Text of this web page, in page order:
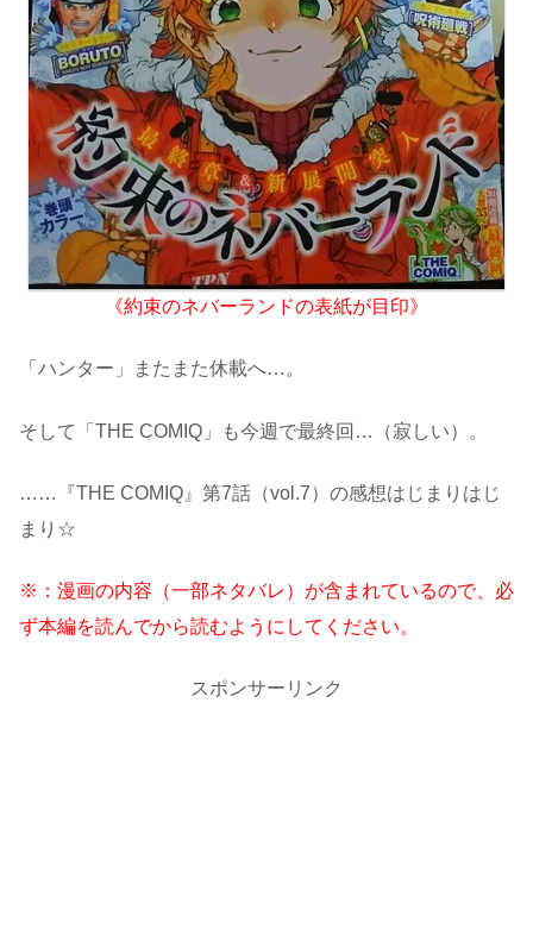
《約束のネバーランドの表紙が目印》
「ハンター」またまた休載へ…。
そして「THE COMIQ」も今週で最終回…（寂しい）。
……『THE COMIQ』第7話（vol.7）の感想はじまりはじ
まり☆
※：漫画の内容（一部ネタバレ）が含まれているので、必
ず本編を読んでから読むようにしてください。
スポンサーリンク